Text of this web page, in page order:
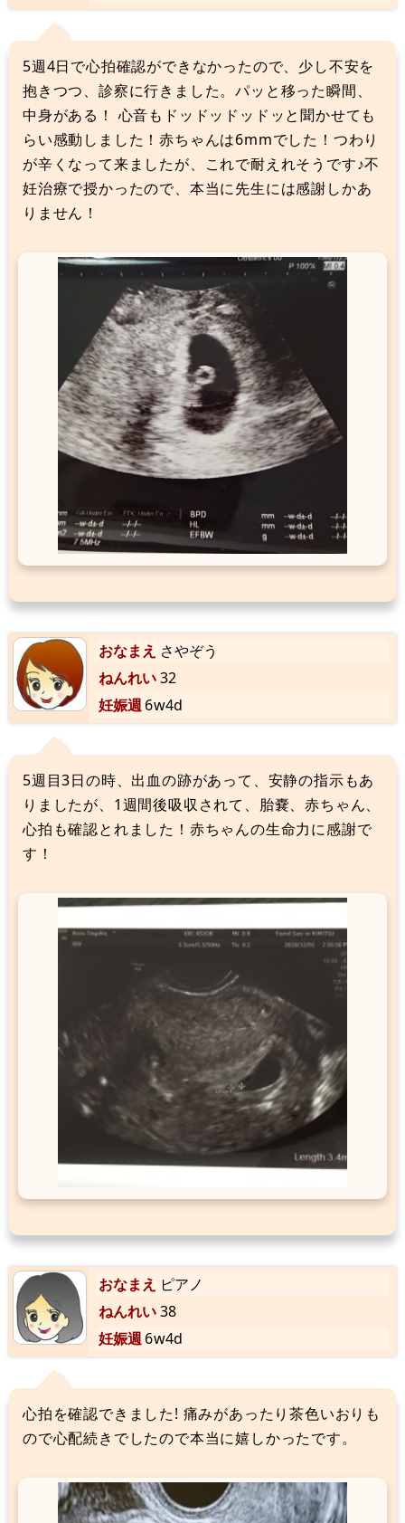
5週4日で心拍確認ができなかったので、少し不安を
抱きつつ、診察に行きました。パッと移った瞬間、
中身がある！ 心音もドッドッドッドッと聞かせても
らい感動しました！赤ちゃんは6mmでした！つわり
が辛くなって来ましたが、これで耐えれそうです♪不
妊治療で授かったので、本当に先生には感謝しかあ
りません！
おなまえ さやぞう
ねんれい32
妊娠週6w4d
5週目3日の時、出血の跡があって、安静の指示もあ
りましたが、1週間後吸収されて、胎嚢、赤ちゃん、
心拍も確認とれました！赤ちゃんの生命力に感謝で
す！
おなまえ ピアノ
ねんれい38
妊娠週6w4d
心拍を確認できました! 痛みがあったり茶色いおりも
ので心配続きでしたので本当に嬉しかったです。